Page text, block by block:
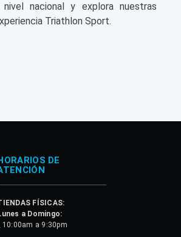
nacional y explora nuestras
Triathlon Sport.
DE
FÍSICAS:
a Domingo:
_ 10:00am a 9:30pm